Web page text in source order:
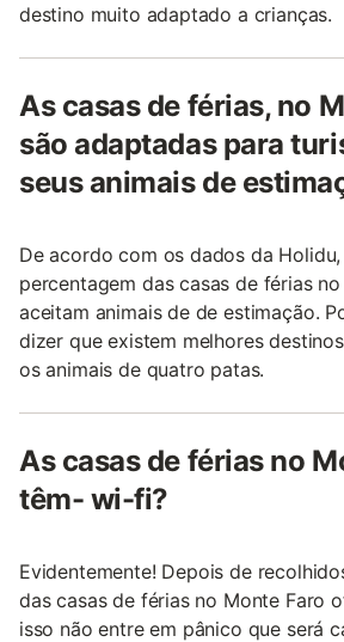
destino muito adaptado a crianças.
As casas de férias, no
são adaptadas para
seus animais de
De acordo com os dados da Holidu,
percentagem das casas de férias
aceitam animais de de estimação.
dizer que existem melhores
os animais de quatro patas.
As casas de férias no
têm- wi-fi?
Evidentemente! Depois de
das casas de férias no Monte Faro
isso não entre em pânico que será